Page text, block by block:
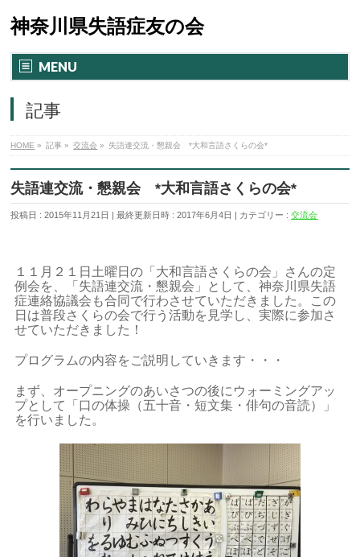
神奈川県失語症友の会
MENU
記事
HOME » 記事 » 交流会 » 失語連交流・懇親会 *大和言語さくらの会*
失語連交流・懇親会 *大和言語さくらの会*
投稿日 : 2015年11月21日 最終更新日時 : 2017年6月4日 カテゴリー :交流会
１１月２１日土曜日の「大和言語さくらの会」さんの定
例会を、「失語連交流・懇親会」として、神奈川県失語
症連絡協議会も合同で行わさせていただきました。この
日は普段さくらの会で行う活動を見学し、実際に参加さ
せていただきました！
プログラムの内容をご説明していきます・・・
まず、オープニングのあいさつの後にウォーミングアッ
プとして「口の体操（五十音・短文集・俳句の音読）」
を行いました。